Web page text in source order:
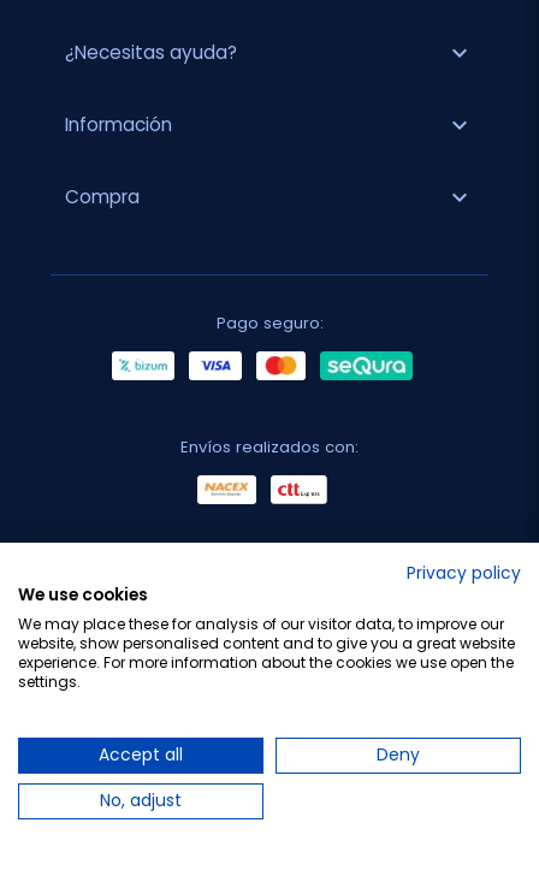
¿Necesitas ayuda? expand_more
Información expand_more
Compra expand_more
Pago seguro:
Envíos realizados con:
Privacy policy
We use cookies
We may place these for analysis of our visitor data, to improve our
website, show personalised content and to give you a great website
experience. For more information about the cookies we use open the
settings.
Accept all
Deny
No, adjust